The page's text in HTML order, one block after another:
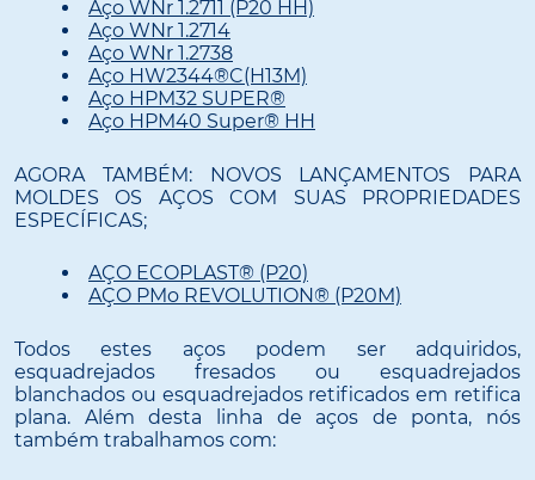
Aço WNr 1.2711 (P20 HH)
Aço WNr 1.2714
Aço WNr 1.2738
Aço HW2344®C(H13M)
Aço HPM32 SUPER®
Aço HPM40 Super® HH
AGORA TAMBÉM: NOVOS LANÇAMENTOS PARA
MOLDES OS AÇOS COM SUAS PROPRIEDADES
ESPECÍFICAS;
AÇO ECOPLAST® (P20)
AÇO PMo REVOLUTION® (P20M)
Todos estes aços podem ser adquiridos,
esquadrejados fresados ou esquadrejados
blanchados ou esquadrejados retificados em retifica
plana. Além desta linha de aços de ponta, nós
também trabalhamos com: